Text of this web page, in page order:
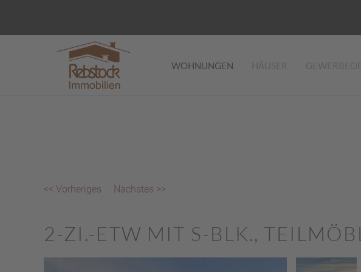
WOHNUNGEN
<< Vorheriges Nächstes >>
2-ZI.-ETW MIT S-BLK.,